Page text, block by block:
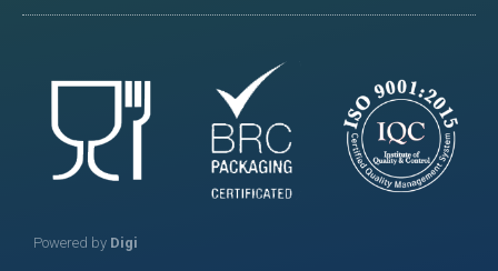
Powered by Digi